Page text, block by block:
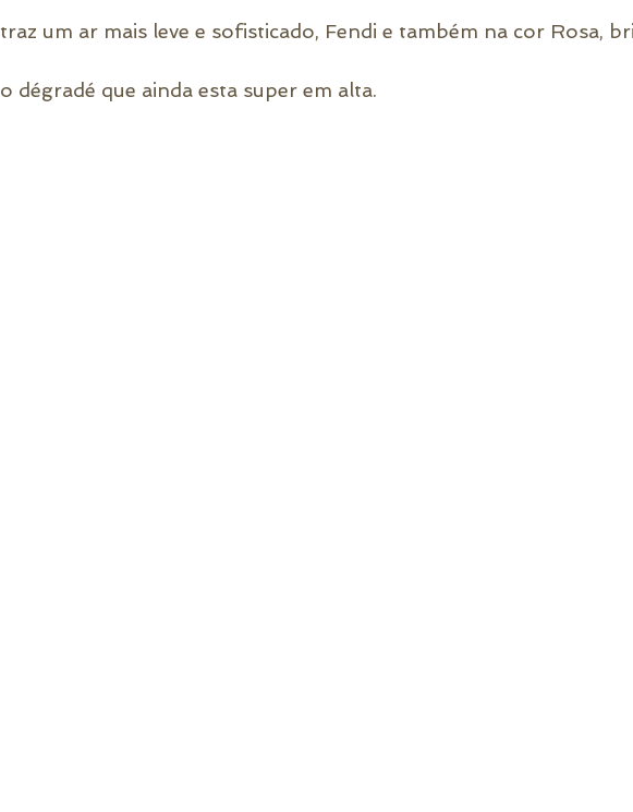
traz um ar mais leve e sofisticado, Fendi e também na cor Rosa,
o dégradé que ainda esta super em alta.